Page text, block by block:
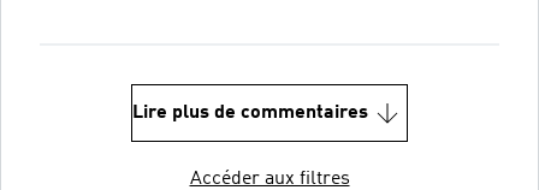
Lire plus de commentaires
Accéder aux filtres